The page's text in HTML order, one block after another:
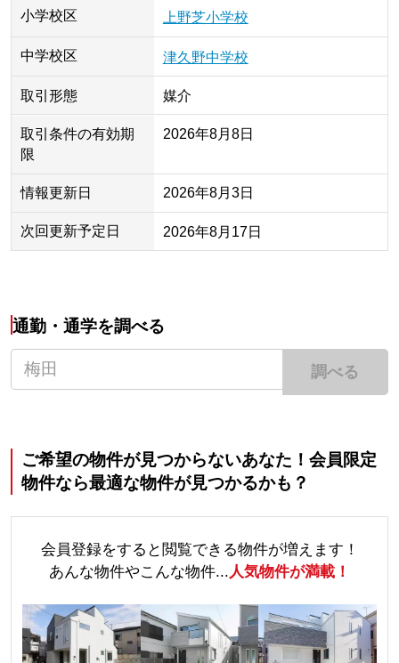
小学校区 上野芝小学校
中学校区 津久野中学校
取引形態 媒介
取引条件の有効期
限
2026年8月8日
情報更新日 2026年8月3日
次回更新予定日 2026年8月17日
通勤・通学を調べる
調べる
ご希望の物件が見つからないあなた！会員限定
物件なら最適な物件が見つかるかも？
会員登録をすると閲覧できる物件が増えます！
あんな物件やこんな物件...人気物件が満載！